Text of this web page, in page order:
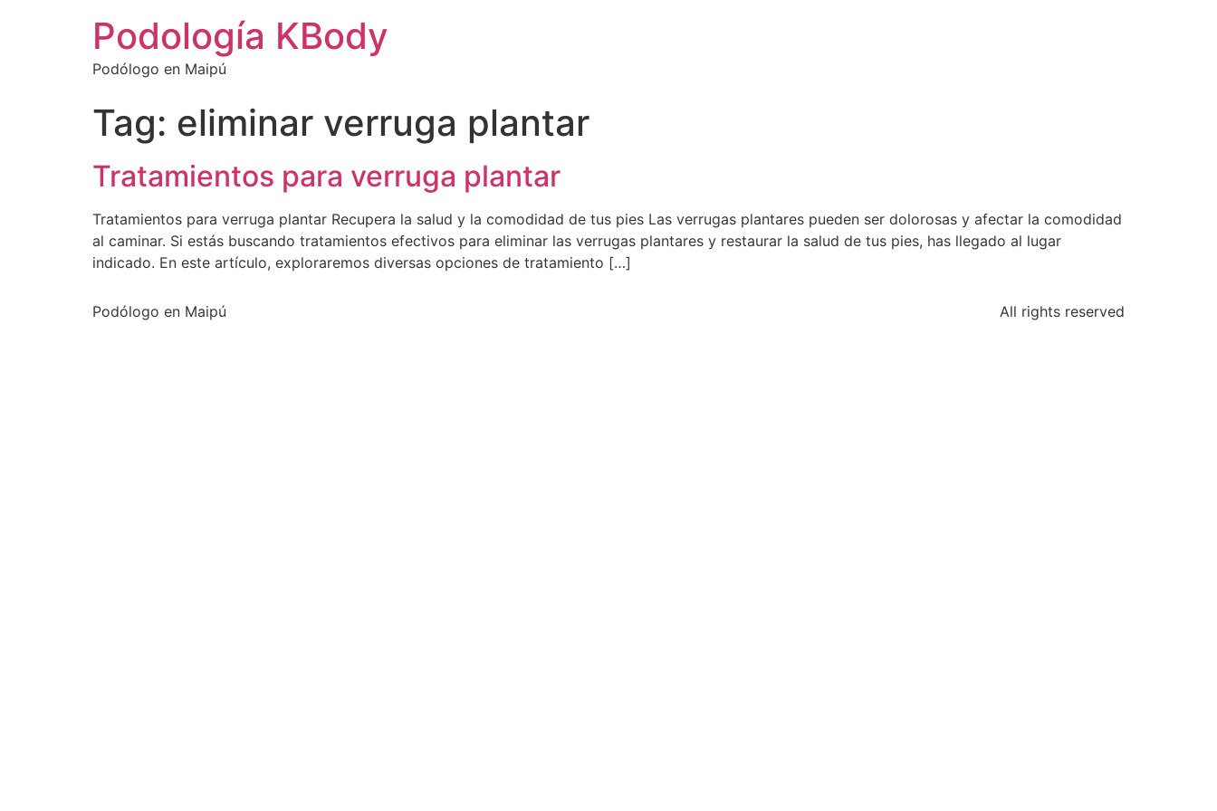
Podología KBody
Podólogo en Maipú
Tag: eliminar verruga plantar
Tratamientos para verruga plantar
Tratamientos para verruga plantar Recupera la salud y la comodidad de tus pies Las verrugas plantares pueden ser dolorosas y afectar la comodidad
al caminar. Si estás buscando tratamientos efectivos para eliminar las verrugas plantares y restaurar la salud de tus pies, has llegado al lugar
indicado. En este artículo, exploraremos diversas opciones de tratamiento […]
Podólogo en Maipú All rights reserved